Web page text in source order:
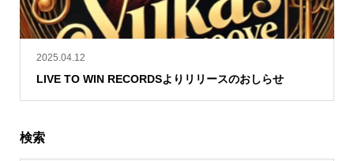
2025.04.12
LIVE TO WIN RECORDSよりリリースのおしらせ
検索